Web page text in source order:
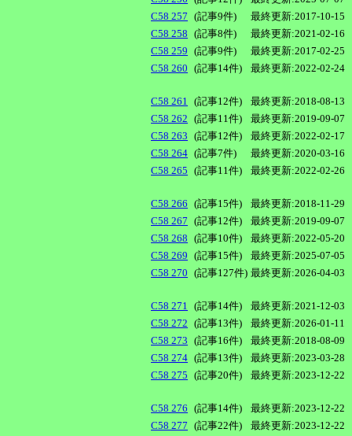
C58 257 (記事9件)
最終更新:2017-10-15
C58 258 (記事8件)
最終更新:2021-02-16
C58 259 (記事9件)
最終更新:2017-02-25
C58 260 (記事14件) 最終更新:2022-02-24
C58 261 (記事12件)
最終更新:2018-08-13
C58 262 (記事11件)
最終更新:2019-09-07
C58 263 (記事12件)
最終更新:2022-02-17
C58 264 (記事7件)
最終更新:2020-03-16
C58 265 (記事11件) 最終更新:2022-02-26
C58 266 (記事15件)
最終更新:2018-11-29
C58 267 (記事12件)
最終更新:2019-09-07
C58 268 (記事10件)
最終更新:2022-05-20
C58 269 (記事15件)
最終更新:2025-07-05
C58 270 (記事127件) 最終更新:2026-04-03
C58 271 (記事14件)
最終更新:2021-12-03
C58 272 (記事13件)
最終更新:2026-01-11
C58 273 (記事16件)
最終更新:2018-08-09
C58 274 (記事13件)
最終更新:2023-03-28
C58 275 (記事20件) 最終更新:2023-12-22
C58 276 (記事14件)
最終更新:2023-12-22
C58 277 (記事22件)
最終更新:2023-12-22